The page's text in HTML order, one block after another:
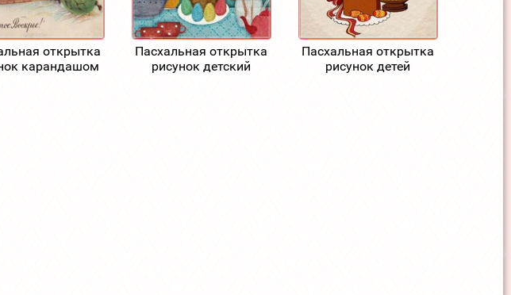
открытка
карандашом
Пасхальная открытка
рисунок детский
Пасхальная открытка
рисунок детей